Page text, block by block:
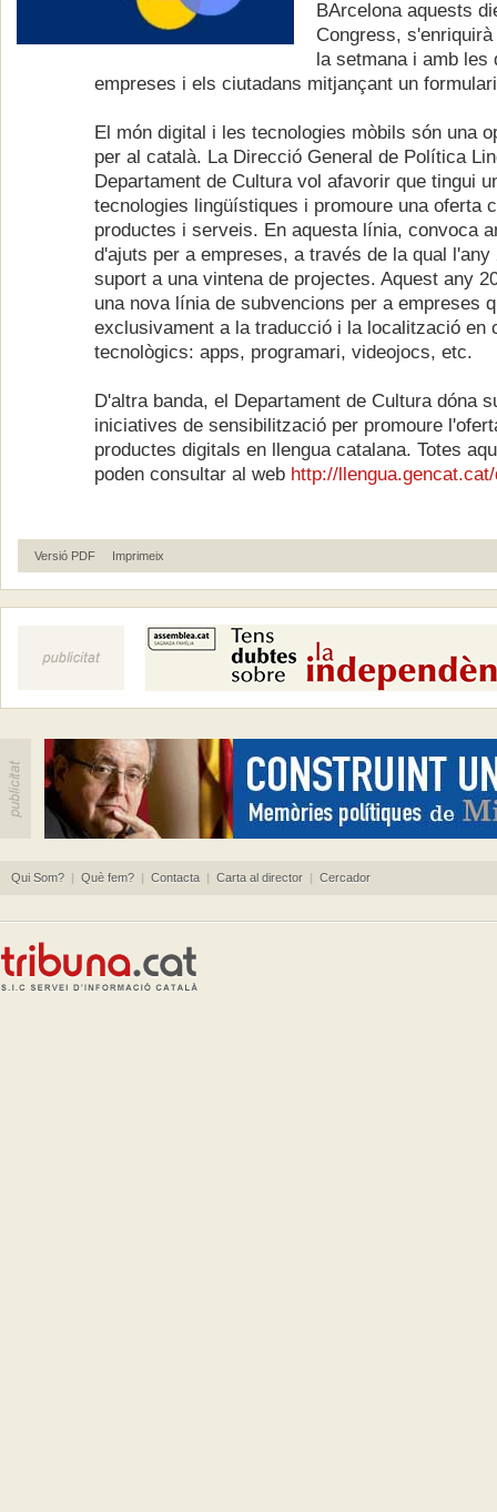
BArcelona aquests
Congress,
la setmana i amb les
empreses i els ciutadans mitjançant un
El món digital i les tecnologies mòbils són una
per al català. La Direcció General de Política
Departament de Cultura vol afavorir que tingui
tecnologies lingüístiques i promoure una oferta
productes i serveis. En aquesta línia, convoca
d'ajuts per a empreses, a través de la qual l'any
suport a una vintena de projectes. Aquest any
una nova línia de subvencions per a empreses
exclusivament a la traducció i la localització en
tecnològics: apps, programari, videojocs, etc.
D'altra banda, el Departament de Cultura dóna
iniciatives de sensibilització per promoure
productes digitals en llengua catalana. Totes
poden consultar al web http://
Versió PDF Imprimeix
Qui Som? | Què fem? | Contacta | Carta al director | Cercador